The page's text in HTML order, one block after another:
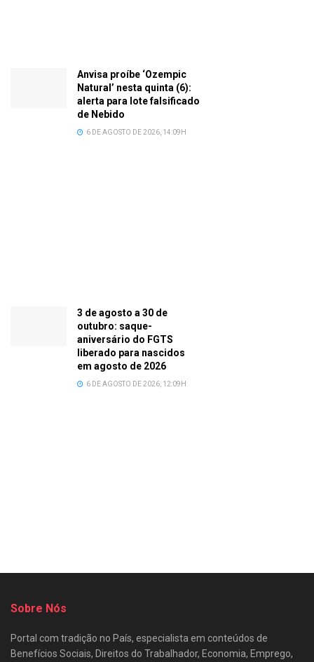
Anvisa proíbe ‘Ozempic
Natural’ nesta quinta (6):
alerta para lote falsificado
de Nebido
6 DE AGOSTO DE 2026, 14:09H
3 de agosto a 30 de
outubro: saque-
aniversário do FGTS
liberado para nascidos
em agosto de 2026
6 DE AGOSTO DE 2026, 12:09H
Sobre Nós
Portal com tradição no País, especialista em conteúdos de
Benefícios Sociais, Direitos do Trabalhador, Economia, Emprego,